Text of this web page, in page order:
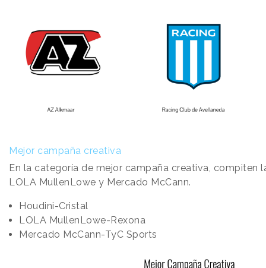
Mejor campaña creativa
En la categoría de mejor campaña creativa, compiten
LOLA MullenLowe y Mercado McCann.
Houdini-Cristal
LOLA MullenLowe-Rexona
Mercado McCann-TyC Sports